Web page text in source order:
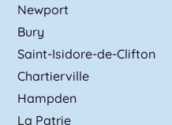
Newport
Bury
Saint-Isidore-de-Clifton
Chartierville
Hampden
La Patrie